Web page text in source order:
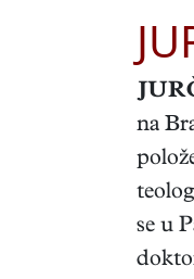
na
se u